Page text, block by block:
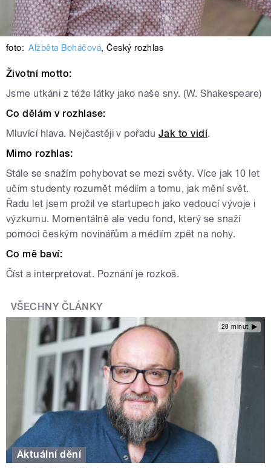
foto: Alžběta Boháčová,Český rozhlas
Životní motto:
Jsme utkáni z téže látky jako naše sny. (W. Shakespeare)
Co dělám v rozhlase:
Mluvící hlava. Nejčastěji v pořadu Jak to vidí.
Mimo rozhlas:
Stále se snažím pohybovat se mezi světy. Více jak 10 let
učím studenty rozumět médiím a tomu, jak mění svět.
Řadu let jsem prožil ve startupech jako vedoucí vývoje i
výzkumu. Momentálně ale vedu fond, který se snaží
pomoci českým novinářům a médiím zpět na nohy.
Co mě baví:
Číst a interpretovat. Poznání je rozkoš.
VŠECHNY ČLÁNKY
28 minut
Aktuální dění